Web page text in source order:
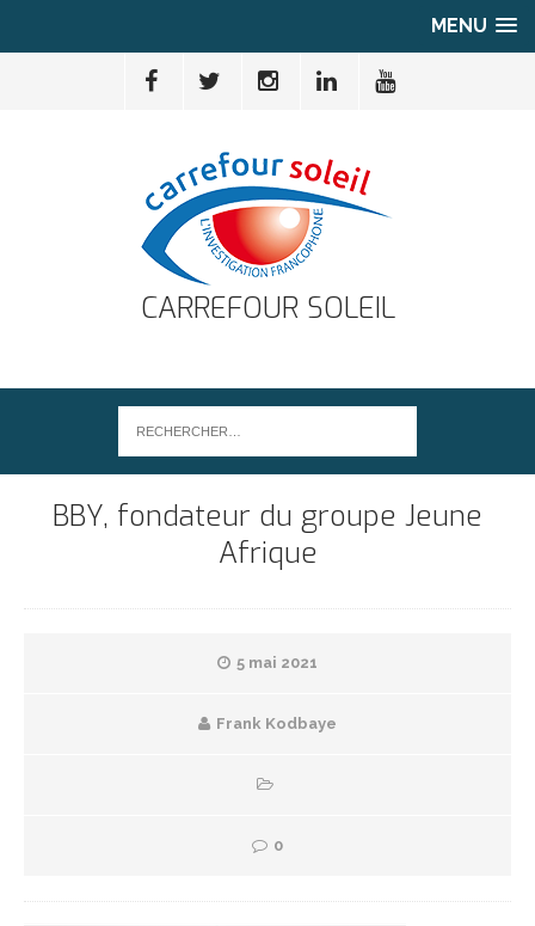
MENU
CARREFOUR SOLEIL
BBY, fondateur du groupe Jeune
Afrique
5 mai 2021
Frank Kodbaye
0